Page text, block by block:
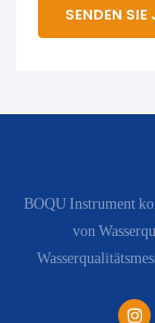
SENDEN SIE
BOQU Instrument
von